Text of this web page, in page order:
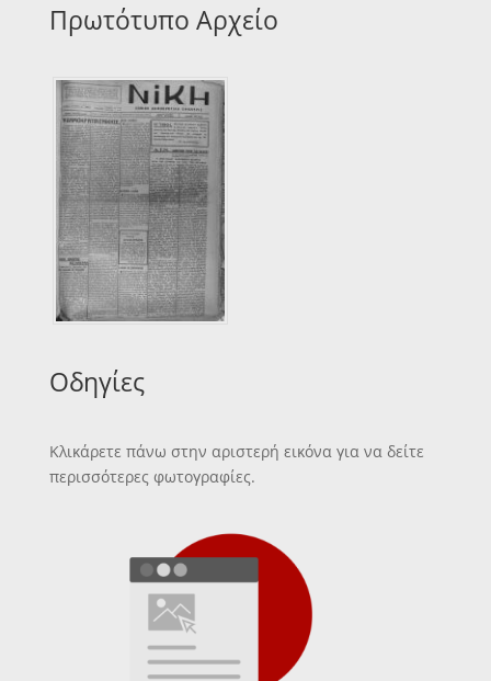
Πρωτότυπο Αρχείο
Οδηγίες
Κλικάρετε πάνω στην αριστερή εικόνα για να δείτε
περισσότερες φωτογραφίες.